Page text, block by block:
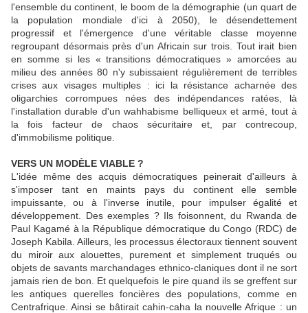
l'ensemble du continent, le boom de la démographie (un quart de
la population mondiale d'ici à 2050), le désendettement
progressif et l'émergence d'une véritable classe moyenne
regroupant désormais près d'un Africain sur trois. Tout irait bien
en somme si les « transitions démocratiques » amorcées au
milieu des années 80 n'y subissaient régulièrement de terribles
crises aux visages multiples : ici la résistance acharnée des
oligarchies corrompues nées des indépendances ratées, là
l'installation durable d'un wahhabisme belliqueux et armé, tout à
la fois facteur de chaos sécuritaire et, par contrecoup,
d'immobilisme politique.
VERS UN MODÈLE VIABLE ?
L'idée même des acquis démocratiques peinerait d'ailleurs à
s'imposer tant en maints pays du continent elle semble
impuissante, ou à l'inverse inutile, pour impulser égalité et
développement. Des exemples ? Ils foisonnent, du Rwanda de
Paul Kagamé à la République démocratique du Congo (RDC) de
Joseph Kabila. Ailleurs, les processus électoraux tiennent souvent
du miroir aux alouettes, purement et simplement truqués ou
objets de savants marchandages ethnico-claniques dont il ne sort
jamais rien de bon. Et quelquefois le pire quand ils se greffent sur
les antiques querelles foncières des populations, comme en
Centrafrique. Ainsi se bâtirait cahin-caha la nouvelle Afrique : un